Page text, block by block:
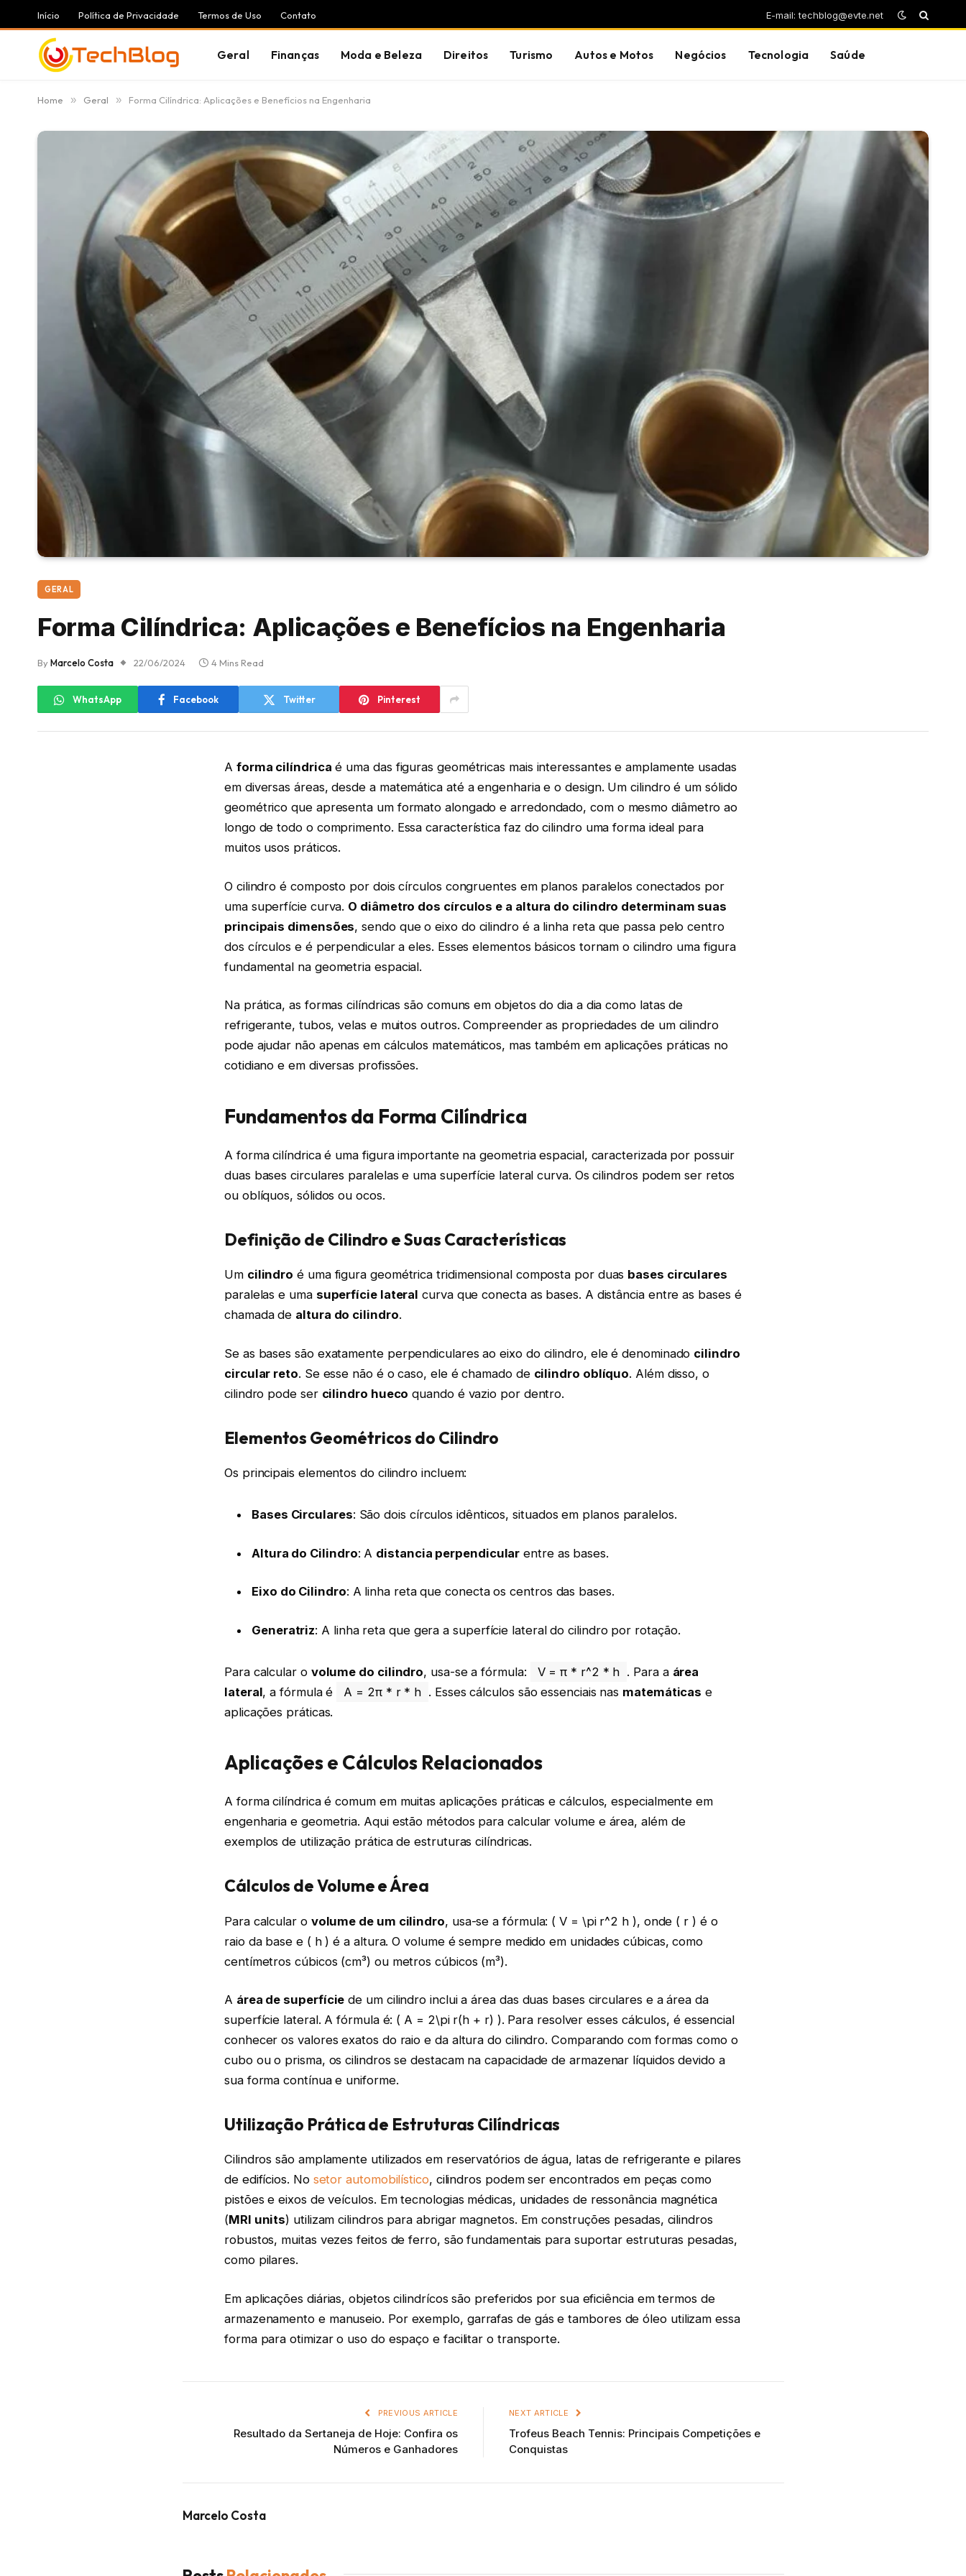
Início Política de Privacidade Termos de Uso Contato E-mail: techblog@evte.net
Geral Finanças Moda e Beleza Direitos Turismo Autos e Motos Negócios Tecnologia Saúde
Home » Geral » Forma Cilíndrica: Aplicações e Benefícios na Engenharia
GERAL
Forma Cilíndrica: Aplicações e Benefícios na Engenharia
ByMarcelo Costa 22/06/2024 4 Mins Read
WhatsApp Facebook Twitter Pinterest
A forma cilíndrica é uma das figuras geométricas mais interessantes e amplamente usadas
em diversas áreas, desde a matemática até a engenharia e o design. Um cilindro é um sólido
geométrico que apresenta um formato alongado e arredondado, com o mesmo diâmetro ao
longo de todo o comprimento. Essa característica faz do cilindro uma forma ideal para
muitos usos práticos.
O cilindro é composto por dois círculos congruentes em planos paralelos conectados por
uma superfície curva. O diâmetro dos círculos e a altura do cilindro determinam suas
principais dimensões, sendo que o eixo do cilindro é a linha reta que passa pelo centro
dos círculos e é perpendicular a eles. Esses elementos básicos tornam o cilindro uma figura
fundamental na geometria espacial.
Na prática, as formas cilíndricas são comuns em objetos do dia a dia como latas de
refrigerante, tubos, velas e muitos outros. Compreender as propriedades de um cilindro
pode ajudar não apenas em cálculos matemáticos, mas também em aplicações práticas no
cotidiano e em diversas profissões.
Fundamentos da Forma Cilíndrica
A forma cilíndrica é uma figura importante na geometria espacial, caracterizada por possuir
duas bases circulares paralelas e uma superfície lateral curva. Os cilindros podem ser retos
ou oblíquos, sólidos ou ocos.
Definição de Cilindro e Suas Características
Um cilindro é uma figura geométrica tridimensional composta por duas bases circulares
paralelas e uma superfície lateral curva que conecta as bases. A distância entre as bases é
chamada de altura do cilindro.
Se as bases são exatamente perpendiculares ao eixo do cilindro, ele é denominado cilindro
circular reto. Se esse não é o caso, ele é chamado de cilindro oblíquo. Além disso, o
cilindro pode ser cilindro hueco quando é vazio por dentro.
Elementos Geométricos do Cilindro
Os principais elementos do cilindro incluem:
Bases Circulares: São dois círculos idênticos, situados em planos paralelos.
Altura do Cilindro: A distancia perpendicular entre as bases.
Eixo do Cilindro: A linha reta que conecta os centros das bases.
Generatriz: A linha reta que gera a superfície lateral do cilindro por rotação.
Para calcular o volume do cilindro, usa-se a fórmula: V = π * r^2 * h . Para a área
lateral, a fórmula é A = 2π * r * h . Esses cálculos são essenciais nas matemáticas e
aplicações práticas.
Aplicações e Cálculos Relacionados
A forma cilíndrica é comum em muitas aplicações práticas e cálculos, especialmente em
engenharia e geometria. Aqui estão métodos para calcular volume e área, além de
exemplos de utilização prática de estruturas cilíndricas.
Cálculos de Volume e Área
Para calcular o volume de um cilindro, usa-se a fórmula: ( V = \pi r^2 h ), onde ( r ) é o
raio da base e ( h ) é a altura. O volume é sempre medido em unidades cúbicas, como
centímetros cúbicos (cm³) ou metros cúbicos (m³).
A área de superfície de um cilindro inclui a área das duas bases circulares e a área da
superfície lateral. A fórmula é: ( A = 2\pi r(h + r) ). Para resolver esses cálculos, é essencial
conhecer os valores exatos do raio e da altura do cilindro. Comparando com formas como o
cubo ou o prisma, os cilindros se destacam na capacidade de armazenar líquidos devido a
sua forma contínua e uniforme.
Utilização Prática de Estruturas Cilíndricas
Cilindros são amplamente utilizados em reservatórios de água, latas de refrigerante e pilares
de edifícios. No setor automobilístico, cilindros podem ser encontrados em peças como
pistões e eixos de veículos. Em tecnologias médicas, unidades de ressonância magnética
(MRI units) utilizam cilindros para abrigar magnetos. Em construções pesadas, cilindros
robustos, muitas vezes feitos de ferro, são fundamentais para suportar estruturas pesadas,
como pilares.
Em aplicações diárias, objetos cilindrícos são preferidos por sua eficiência em termos de
armazenamento e manuseio. Por exemplo, garrafas de gás e tambores de óleo utilizam essa
forma para otimizar o uso do espaço e facilitar o transporte.
PREVIOUS ARTICLE
Resultado da Sertaneja de Hoje: Confira os
Números e Ganhadores
NEXT ARTICLE
Trofeus Beach Tennis: Principais Competições e
Conquistas
Marcelo Costa